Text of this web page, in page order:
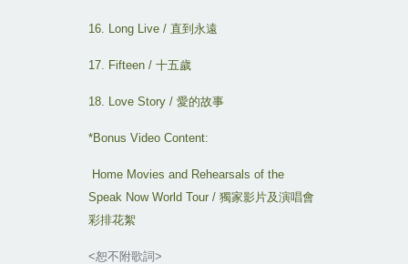
16. Long Live / 直到永遠
17. Fifteen / 十五歲
18. Love Story / 愛的故事
*Bonus Video Content:
Home Movies and Rehearsals of the
Speak Now World Tour / 獨家影片及演唱會
彩排花絮
<恕不附歌詞>